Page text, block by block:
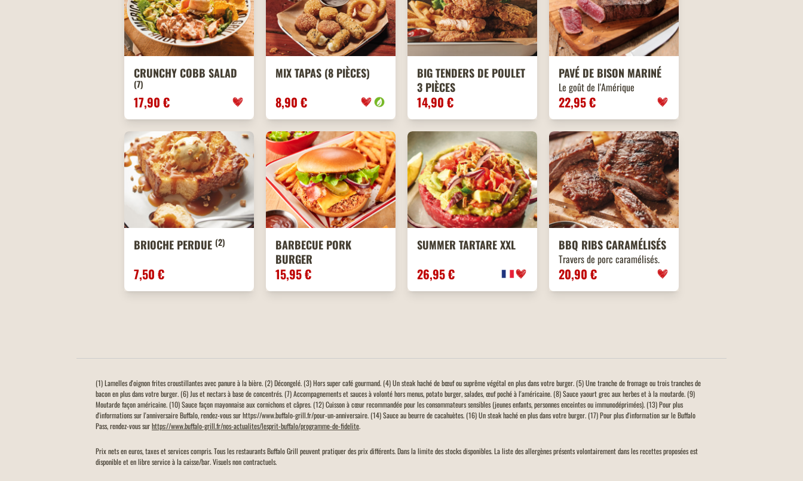
CRUNCHY COBB SALAD
(7)
17,90 €
MIX TAPAS (8 PIÈCES)
8,90 €
BIG TENDERS DE POULET
3 PIÈCES
14,90 €
PAVÉ DE BISON MARINÉ
Le goût de l'Amérique
22,95 €
BRIOCHE PERDUE (2)
7,50 €
BARBECUE PORK
BURGER
15,95 €
SUMMER TARTARE XXL
26,95 €
BBQ RIBSCARAMÉLISÉS
Travers de porc caramélisés.
20,90 €
(1) Lamelles d'oignon frites croustillantes avec panure à la bière. (2) Décongelé. (3) Hors super café gourmand. (4) Un steak haché de bœuf ou suprême végétal en plus dans votre burger. (5) Une tranche de fromage ou trois tranches de
bacon en plus dans votre burger. (6) Jus et nectars à base de concentrés. (7) Accompagnements et sauces à volonté hors menus, potato burger, salades, œuf poché à l'américaine. (8) Sauce yaourt grec aux herbes et à la moutarde. (9)
Moutarde façon américaine. (10) Sauce façon mayonnaise aux cornichons et câpres. (12) Cuisson à cœur recommandée pour les consommateurs sensibles (jeunes enfants, personnes enceintes ou immunodéprimées). (13) Pour plus
d'informations sur l'anniversaire Buffalo, rendez-vous sur https://www.buffalo-grill.fr/pour-un-anniversaire. (14) Sauce au beurre de cacahuètes. (16) Un steak haché en plus dans votre burger. (17) Pour plus d'information sur le Buffalo
Pass, rendez-vous surhttps://www.buffalo-grill.fr/nos-actualites/lesprit-buffalo/programme-de-fidelite.
Prix nets en euros, taxes et services compris. Tous les restaurants Buffalo Grill peuvent pratiquer des prix différents. Dans la limite des stocks disponibles. La liste des allergènes présents volontairement dans les recettes proposées est
disponible et en libre service à la caisse/bar. Visuels non contractuels.